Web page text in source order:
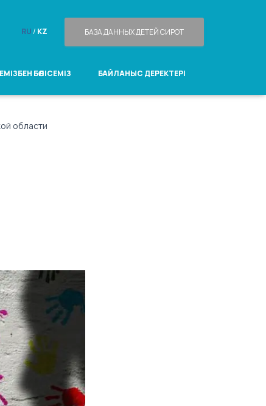
RU/ KZ БАЗА ДАННЫХ ДЕТЕЙ СИРОТ
БӨЛІСЕМІЗ БАЙЛАНЫС ДЕРЕКТЕРІ
области